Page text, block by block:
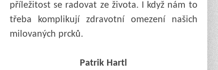
příležitost se radovat ze života. I když nám to
třeba komplikují zdravotní omezení našich
milovaných prcků.
Patrik Hartl